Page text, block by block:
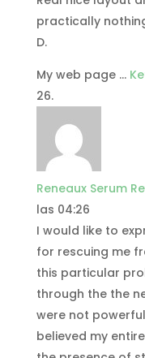
practically
D.
My web page …
Reneaux Serum
las 04:26
I would like to
for rescuing me
this particular
through the the
were not
believed my